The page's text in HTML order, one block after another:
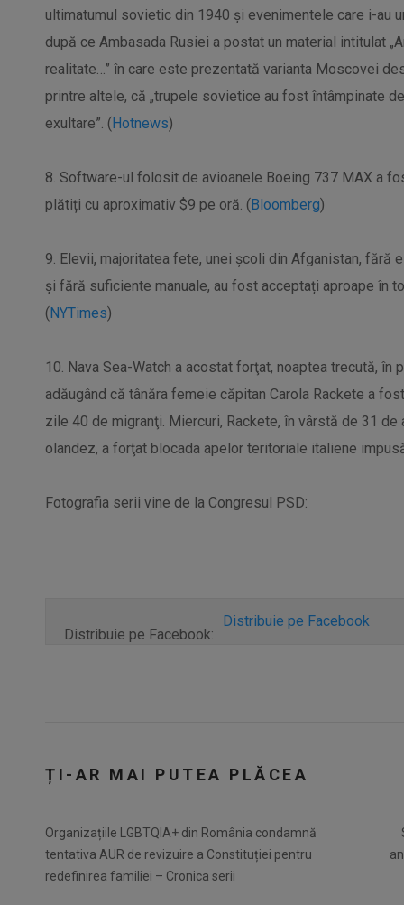
ultimatumul sovietic din 1940 și evenimentele care i-au
după ce Ambasada Rusiei a postat un material intitulat
realitate…” în care este prezentată varianta Moscovei
printre altele, că „trupele sovietice au fost întâmpinate
exultare”. (Hotnews)
8. Software-ul folosit de avioanele Boeing 737 MAX a
plătiți cu aproximativ $9 pe oră. (Bloomberg)
9. Elevii, majoritatea fete, unei școli din Afganistan, fără
și fără suficiente manuale, au fost acceptați aproape în
(NYTimes)
10. Nava Sea-Watch a acostat forţat, noaptea trecută, în
adăugând că tânăra femeie căpitan Carola Rackete a
zile 40 de migranţi. Miercuri, Rackete, în vârstă de 31
olandez, a forţat blocada apelor teritoriale italiene
Fotografia serii vine de la Congresul PSD:
Distribuie pe Facebook:
Distribuie pe Facebook
ȚI-AR MAI PUTEA PLĂCEA
Organizațiile LGBTQIA+ din România condamnă
tentativa AUR de revizuire a Constituției pentru
redefinirea familiei – Cronica serii